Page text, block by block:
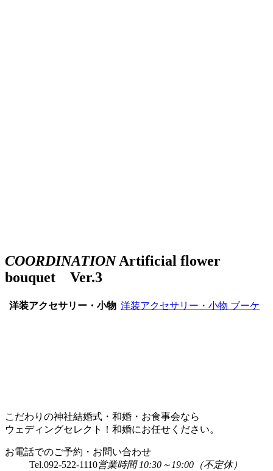
COORDINATION Artificial flower
bouquet Ver.3
洋装アクセサリー・小物 洋装アクセサリー・小物 ブーケ
こだわりの神社結婚式・和婚・お食事会なら
ウェディングセレクト！和婚にお任せください。
お電話でのご予約・お問い合わせ
Tel.092-522-1110営業時間 10:30～19:00（不定休）